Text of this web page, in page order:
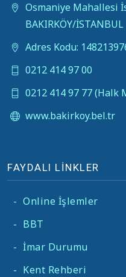
Osmaniye Mahallesi
BAKIRKÖY/İSTANBUL
Adres Kodu:
0212 414 97 00
0212 414 97 77 (Halk
www.bakirkoy.bel.tr
FAYDALI LİNKLER
- Online İşlemler
- BBT
- İmar Durumu
- Kent Rehberi